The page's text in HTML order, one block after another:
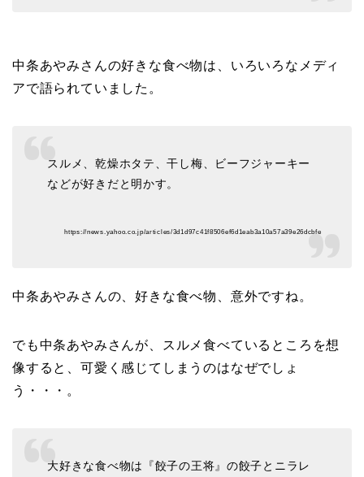
中条あやみさんの好きな食べ物は、いろいろなメディ
アで語られていました。
スルメ、乾燥ホタテ、干し梅、ビーフジャーキー
などが好きだと明かす。
https://news.yahoo.co.jp/articles/3d1d97c41f8506ef6d1eab3a10a57a39e26dcbfe
中条あやみさんの、好きな食べ物、意外ですね。
でも中条あやみさんが、スルメ食べているところを想
像すると、可愛く感じてしまうのはなぜでしょ
う・・・。
大好きな食べ物は『餃子の王将』の餃子とニラレ